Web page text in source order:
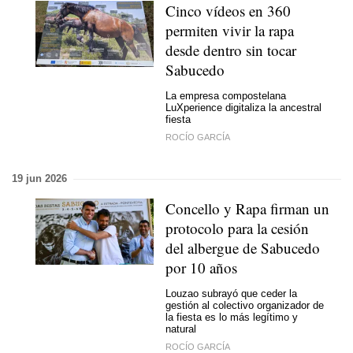
Cinco vídeos en 360
permiten vivir la rapa
desde dentro sin tocar
Sabucedo
La empresa compostelana
LuXperience digitaliza la ancestral
fiesta
ROCÍO GARCÍA
19 jun 2026
Concello y Rapa firman un
protocolo para la cesión
del albergue de Sabucedo
por 10 años
Louzao subrayó que ceder la
gestión al colectivo organizador de
la fiesta es lo más legítimo y
natural
ROCÍO GARCÍA